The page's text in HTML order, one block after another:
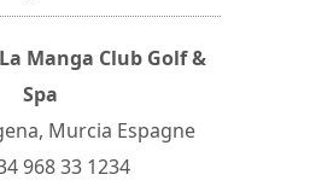
Manga Club Golf &
Spa
Murcia Espagne
968 33 1234